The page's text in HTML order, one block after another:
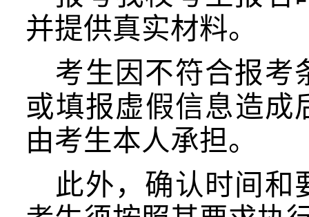
并提供真实材料。
考生因不符合报考
或填报虚假信息造成
由考生本人承担。
此外，确认时间和